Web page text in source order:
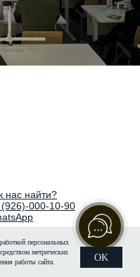
персональных
метрических
работы сайта.
OK